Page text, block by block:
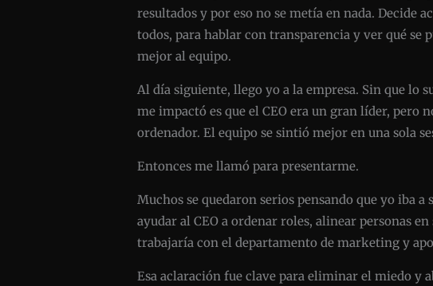
resultados y por eso no se metía en nada. Decide
todos, para hablar con transparencia y ver qué se
mejor al equipo.
Al día siguiente, llego yo a la empresa. Sin que lo
me impactó es que el CEO era un gran líder, pero
ordenador. El equipo se sintió mejor en una sola
Entonces me llamó para presentarme.
Muchos se quedaron serios pensando que yo iba
ayudar al CEO a ordenar roles, alinear personas
trabajaría con el departamento de marketing y
Esa aclaración fue clave para eliminar el miedo y